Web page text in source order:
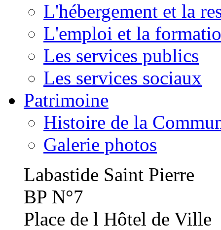
L'hébergement et la
L'emploi et la
Les services publics
Les services sociaux
Patrimoine
Histoire de la
Galerie photos
Labastide Saint Pierre
BP N°7
Place de l Hôtel de Ville